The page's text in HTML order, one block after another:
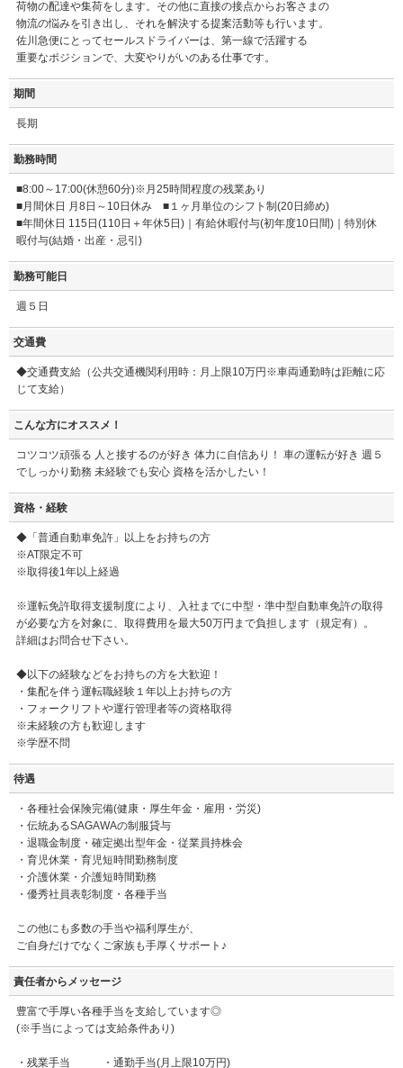
荷物の配達や集荷をします。その他に直接の接点からお客さまの
物流の悩みを引き出し、それを解決する提案活動等も行います。
佐川急便にとってセールスドライバーは、第一線で活躍する
重要なポジションで、大変やりがいのある仕事です。
期間
長期
勤務時間
■8:00～17:00(休憩60分)※月25時間程度の残業あり
■月間休日 月8日～10日休み ■１ヶ月単位のシフト制(20日締め)
■年間休日 115日(110日＋年休5日)｜有給休暇付与(初年度10日間)｜特別休
暇付与(結婚・出産・忌引)
勤務可能日
週５日
交通費
◆交通費支給（公共交通機関利用時：月上限10万円※車両通勤時は距離に応
じて支給）
こんな方にオススメ！
コツコツ頑張る 人と接するのが好き 体力に自信あり！ 車の運転が好き 週５
でしっかり勤務 未経験でも安心 資格を活かしたい！
資格・経験
◆「普通自動車免許」以上をお持ちの方
※AT限定不可
※取得後1年以上経過
※運転免許取得支援制度により、入社までに中型・準中型自動車免許の取得
が必要な方を対象に、取得費用を最大50万円まで負担します（規定有）。
詳細はお問合せ下さい。
◆以下の経験などをお持ちの方を大歓迎！
・集配を伴う運転職経験１年以上お持ちの方
・フォークリフトや運行管理者等の資格取得
※未経験の方も歓迎します
※学歴不問
待遇
・各種社会保険完備(健康・厚生年金・雇用・労災)
・伝統あるSAGAWAの制服貸与
・退職金制度・確定拠出型年金・従業員持株会
・育児休業・育児短時間勤務制度
・介護休業・介護短時間勤務
・優秀社員表彰制度・各種手当
この他にも多数の手当や福利厚生が、
ご自身だけでなくご家族も手厚くサポート♪
責任者からメッセージ
豊富で手厚い各種手当を支給しています◎
(※手当によっては支給条件あり)
・残業手当 ・通勤手当(月上限10万円)